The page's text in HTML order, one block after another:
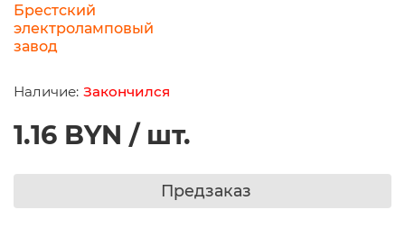
Брестский
электроламповый
завод
Закончился
1.16 BYN / шт.
Предзаказ